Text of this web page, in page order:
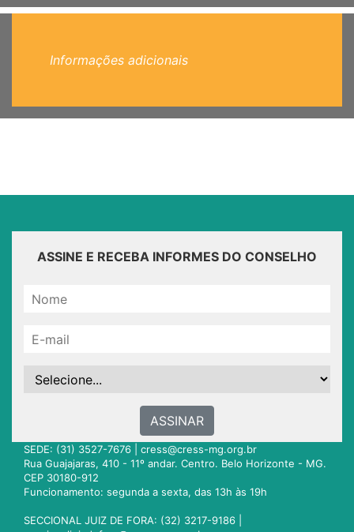
Informações adicionais
ASSINE E RECEBA INFORMES DO CONSELHO
ASSINAR
SEDE: (31) 3527-7676 | cress@cress-mg.org.br
Rua Guajajaras, 410 - 11º andar. Centro. Belo Horizonte - MG.
CEP 30180-912
Funcionamento: segunda a sexta, das 13h às 19h
SECCIONAL JUIZ DE FORA: (32) 3217-9186 |